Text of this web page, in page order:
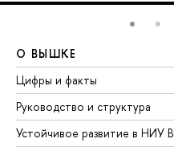
О ВЫШКЕ
Цифры и факты
Руководство и структура
Устойчивое развитие в НИУ